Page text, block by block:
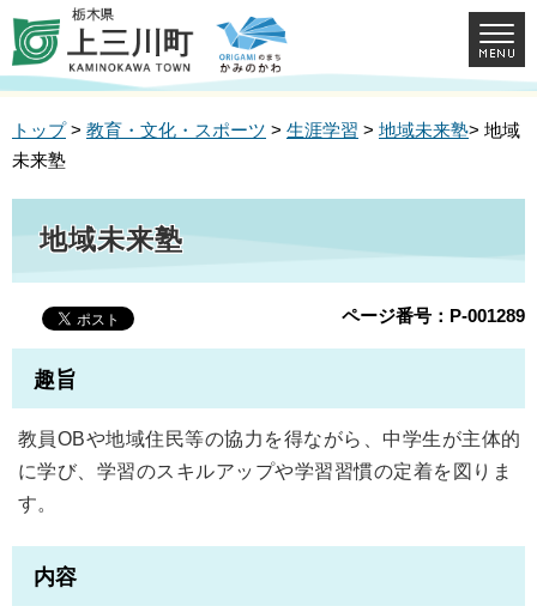
トップ> 教育・文化・スポーツ > 生涯学習 > 地域未来塾> 地域
未来塾
地域未来塾
ページ番号：P-001289
趣旨
教員OBや地域住民等の協力を得ながら、中学生が主体的
に学び、学習のスキルアップや学習習慣の定着を図りま
す。
内容